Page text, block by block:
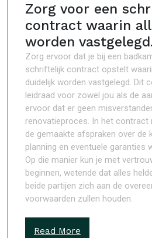
Zorg voor een
contract waarin
worden
Zorg ervoor dat je bij een
schriftelijk contract opstelt
duidelijk worden vastgelegd. Dit
leidraad voor zowel jou als de
ervoor dat er geen
renovatieproces. In het contract
de gemaakte afspraken over de
planning en eventuele garanties
Op die manier kun je met
beginnen, wetende dat alles
beide partijen zich aan de
voorwaarden zullen houden.
Read More